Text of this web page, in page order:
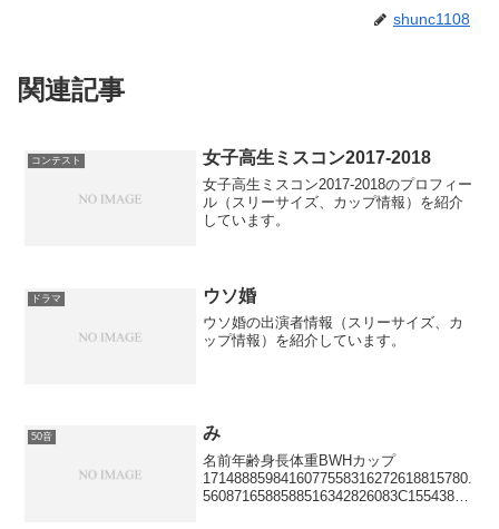
shunc1108
関連記事
コンテスト 女子高生ミスコン2017-2018
女子高生ミスコン2017-2018のプロフィー
ル（スリーサイズ、カップ情報）を紹介
しています。
ドラマ ウソ婚
ウソ婚の出演者情報（スリーサイズ、カ
ップ情報）を紹介しています。
50音 み
名前年齢身長体重BWHカップ
1714888598416077558316272618815780.
5608716588588516342826083C15543805